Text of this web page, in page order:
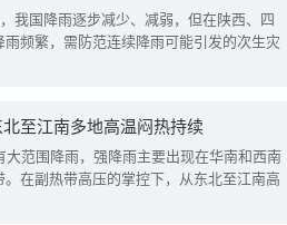
我国降雨逐步减少、减弱，但在陕西、四
频繁，需防范连续降雨可能引发的次生灾
至江南多地高温闷热持续
大范围降雨，强降雨主要出现在华南和西南
在副热带高压的掌控下，从东北至江南高